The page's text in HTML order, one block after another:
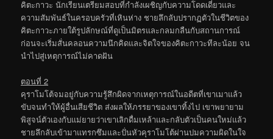
คิตะกาวะ นักเรียนเตรียมสอบที่กำลังเผชิญกับความโดดเดี่ยวและ
ความสัมพันธ์ในครอบครัวที่เหินห่าง ชายลึกลับปรากฏตัวในชีวิตของ
คิตะกาวะภายใต้รูปลักษณ์ที่ดูเป็นมิตรและกลมกลืนกับสถานการณ์
ก่อนจะเริ่มสั่นคลอนความนึกคิดและจิตใจของคิตะกาวะทีละน้อย จน
นำไปสู่เหตุการณ์ไม่คาดฝัน
ตอนที่ 2
คุราโมโต้จมอยู่กับความรู้สึกผิดจากเหตุการณ์ในอดีตที่เขาเมาแล้ว
ขับจนทำให้ผู้อื่นเสียชีวิต ส่งผลให้ภรรยาของเขาทิ้งไป เขาพยายาม
พิสูจน์ตัวเองกับแม่ยายว่าเขาเลิกดื่มเหล้าและกลับตัวเป็นคนใหม่แล้ว
ชายลึกลับเข้ามาแทรกซึมและปั่นหัวคุราโมโต้ผ่านปมความผิดในใจ